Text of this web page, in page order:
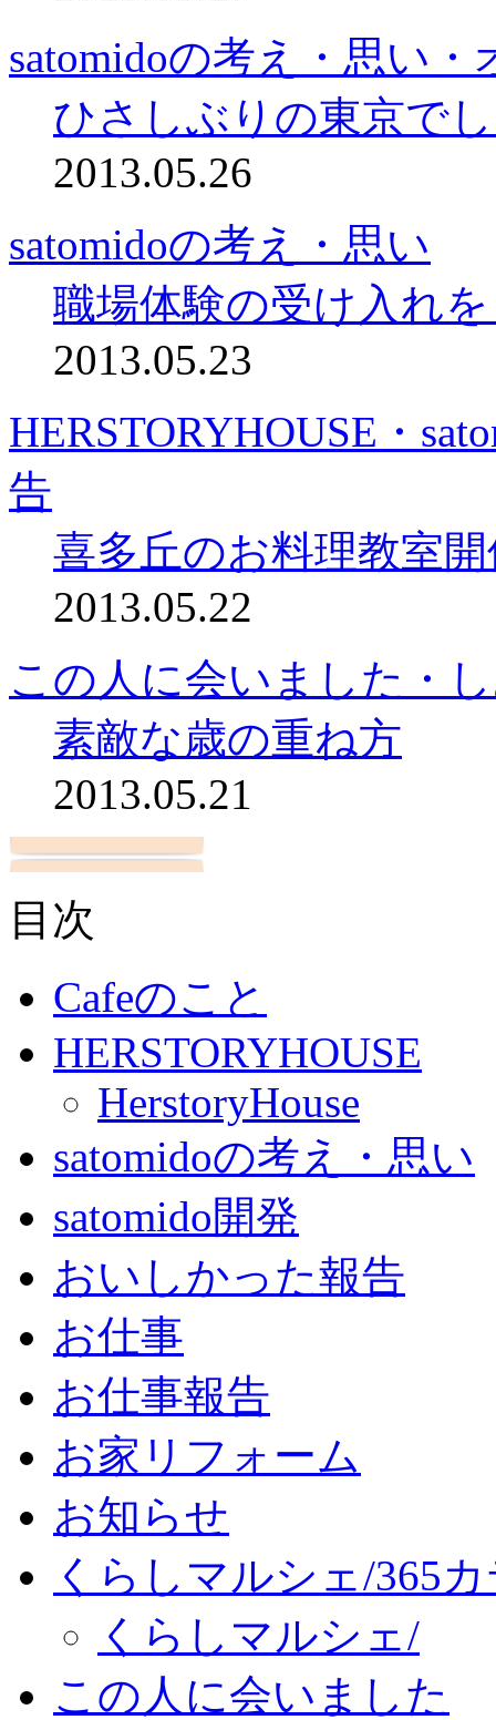
satomidoの考え・思い
ひさしぶりの東京で
2013.05.26
satomidoの考え・思い
職場体験の受け入れ
2013.05.23
HERSTORYHOUSE・
告
喜多丘のお料理教室
2013.05.22
この人に会いました・
素敵な歳の重ね方
2013.05.21
目次
Cafeのこと
HERSTORYHOUSE
HerstoryHouse
satomidoの考え・思い
satomido開発
おいしかった報告
お仕事
お仕事報告
お家リフォーム
お知らせ
くらしマルシェ/365
くらしマルシェ/
この人に会いました